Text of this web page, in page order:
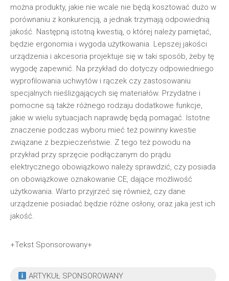
można produkty, jakie nie wcale nie będą kosztować dużo w
porównaniu z konkurencją, a jednak trzymają odpowiednią
jakość. Następną istotną kwestią, o której należy pamiętać,
będzie ergonomia i wygoda użytkowania. Lepszej jakości
urządzenia i akcesoria projektuje się w taki sposób, żeby tę
wygodę zapewnić. Na przykład do dotyczy odpowiedniego
wyprofilowania uchwytów i rączek czy zastosowaniu
specjalnych nieślizgających się materiałów. Przydatne i
pomocne są także różnego rodzaju dodatkowe funkcje,
jakie w wielu sytuacjach naprawdę będą pomagać. Istotne
znaczenie podczas wyboru mieć też powinny kwestie
związane z bezpieczeństwie. Z tego też powodu na
przykład przy sprzęcie podłączanym do prądu
elektrycznego obowiązkowo należy sprawdzić, czy posiada
on obowiązkowe oznakowanie CE, dające możliwość
użytkowania. Warto przyjrzeć się również, czy dane
urządzenie posiadać będzie różne osłony, oraz jaka jest ich
jakość.
+Tekst Sponsorowany+
ARTYKUŁ SPONSOROWANY